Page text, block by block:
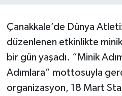
Çanakkale’de Dünya
düzenlenen etkinlikte
bir gün yaşadı. “Minik
Adımlara” mottosuyla
organizasyon, 18 Mart